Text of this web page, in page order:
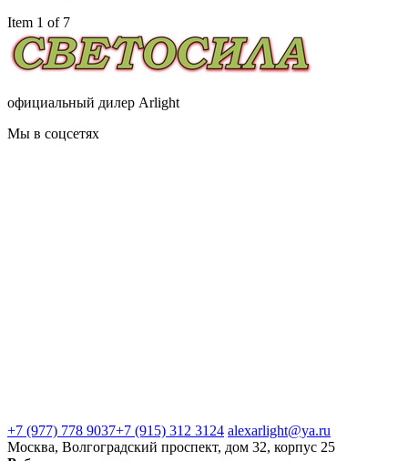
Item 1 of 7
официальный дилер Arlight
Мы в соцсетях
+7 (977) 778 9037+7 (915) 312 3124 alexarlight@ya.ru
Москва, Волгоградский проспект, дом 32, корпус 25